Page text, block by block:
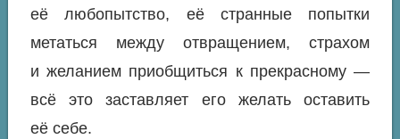
её любопытство, её странные попытки
метаться между отвращением, страхом
и желанием приобщиться к прекрасному —
всё это заставляет его желать оставить
её себе.